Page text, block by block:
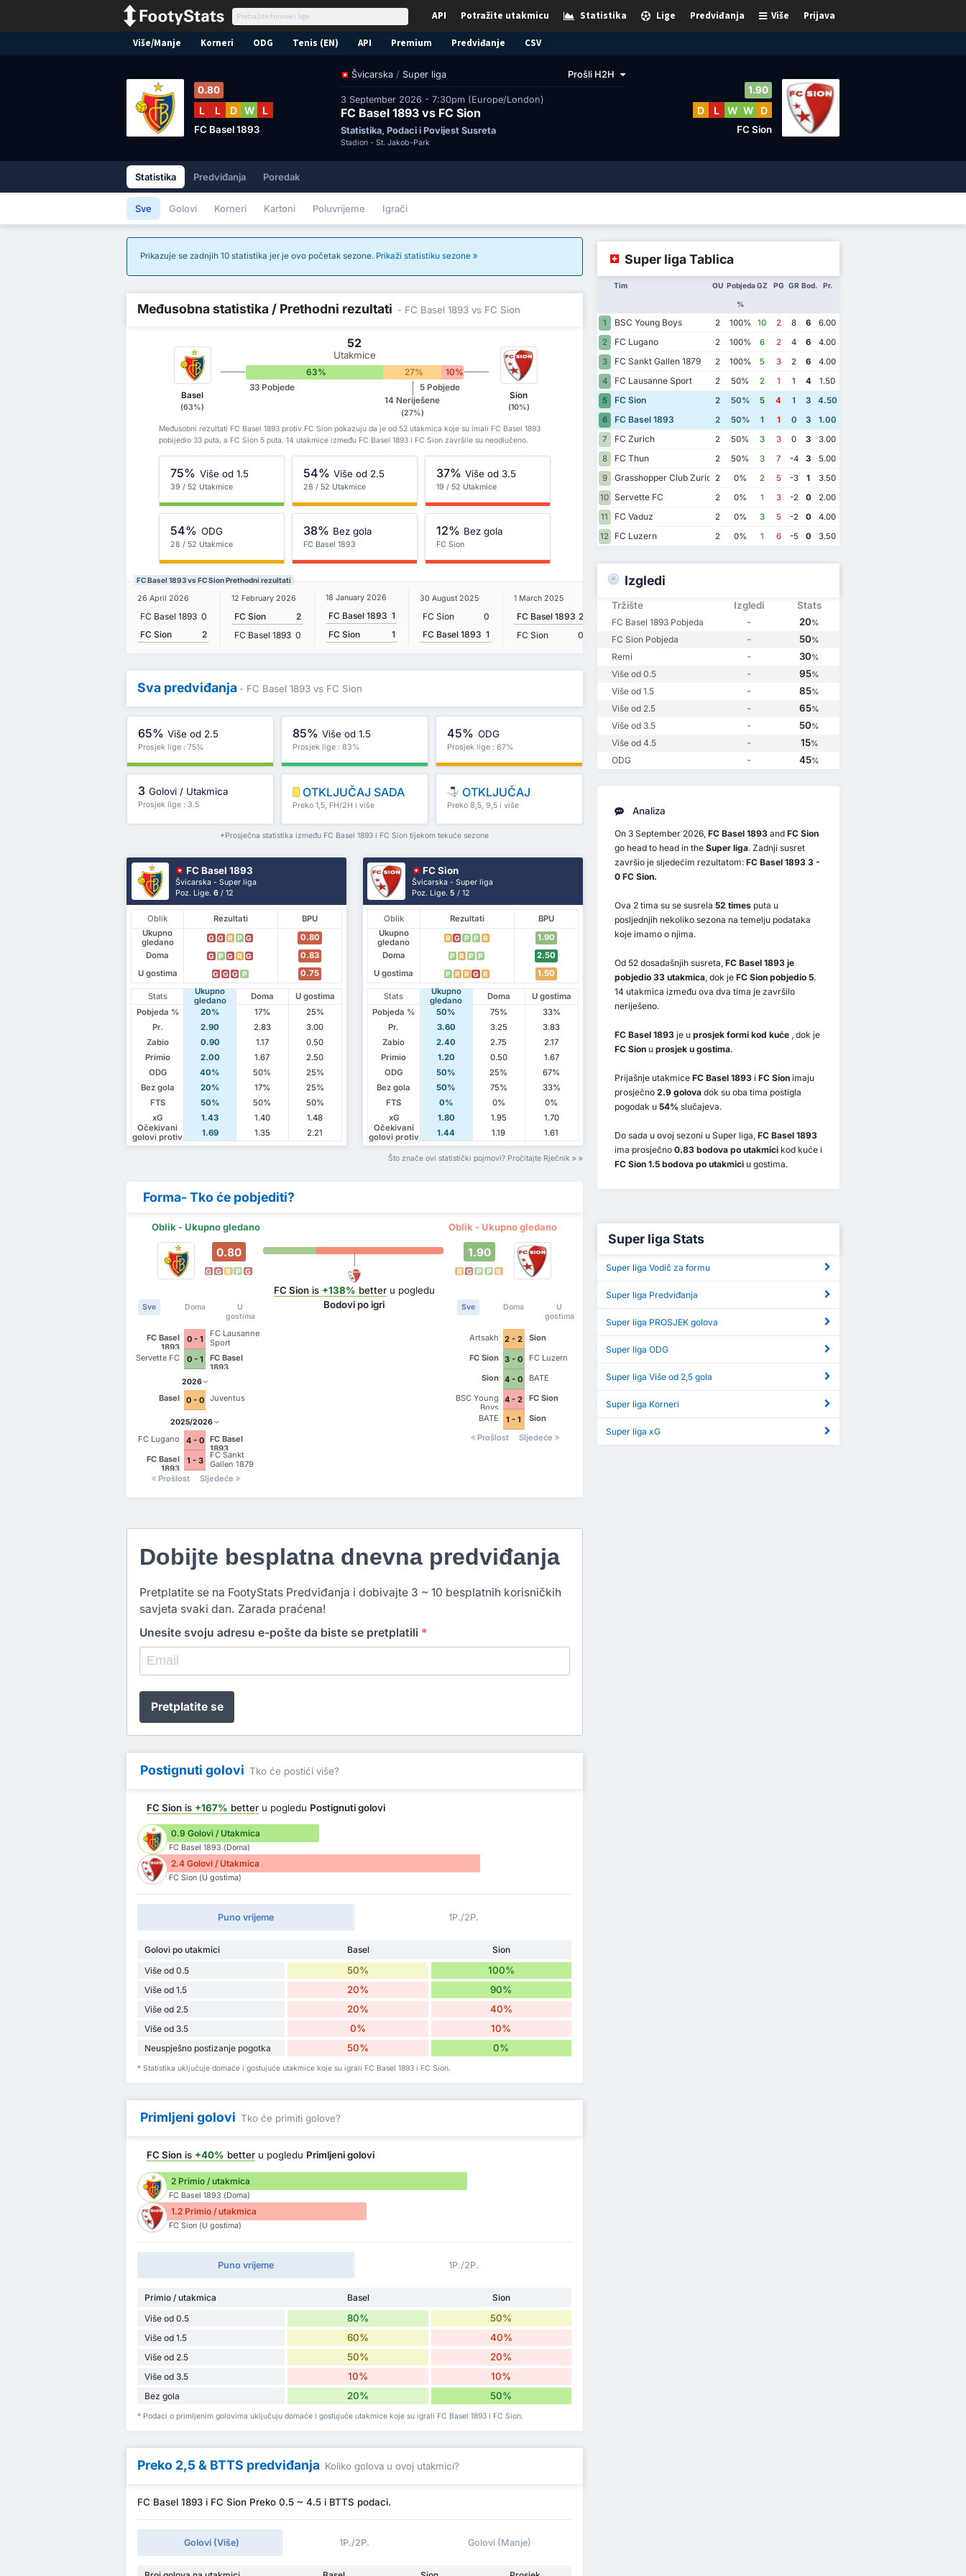
Prijava
Više
Predviđanja
Lige
Statistika
Potražite utakmicu
API
Više/Manje Korneri ODG Tenis (EN) API Premium Predviđanje CSV
Švicarska / Super liga Prošli H2H
3 September 2026 - 7:30pm (Europe/London)
FC Basel 1893 vs FC Sion
Statistika, Podaci i Povijest Susreta
Stadion - St. Jakob-Park
0.80
L L D W L
FC Basel 1893
1.90
D L W W D
FC Sion
Statistika Predviđanja Poredak
Sve Golovi Korneri Kartoni Poluvrijeme Igrači
Prikazuje se zadnjih 10 statistika jer je ovo početak sezone. Prikaži statistiku sezone
Međusobna statistika / Prethodni rezultati - FC Basel 1893 vs FC Sion
Basel
(63%)
52
Utakmice
63% 27% 10%
33 Pobjede
14 Neriješene
(27%)
5 Pobjede
Sion
(10%)
Međusobni rezultati FC Basel 1893 protiv FC Sion pokazuju da je od 52 utakmica koje su imali FC Basel 1893
pobijedio 33 puta, a FC Sion 5 puta. 14 utakmice između FC Basel 1893 i FC Sion završile su neodlučeno.
75% Više od 1.5
39 / 52 Utakmice
54% Više od 2.5
28 / 52 Utakmice
37% Više od 3.5
19 / 52 Utakmice
54% ODG
28 / 52 Utakmice
38% Bez gola
FC Basel 1893
12% Bez gola
FC Sion
FC Basel 1893 vs FC Sion Prethodni rezultati
26 April 2026
FC Basel 1893 0
FC Sion
2
12 February 2026
FC Sion
2
FC Basel 1893 0
18 January 2026
FC Basel 1893 1
FC Sion
1
30 August 2025
FC Sion
0
FC Basel 1893 1
1 March 2025
FC Basel 1893 2
FC Sion
0
FC Sion
FC Sion
FC Basel 1893
Sva predviđanja - FC Basel 1893 vs FC Sion
65% Više od 2.5
Prosjek lige : 75%
85% Više od 1.5
Prosjek lige : 83%
45% ODG
Prosjek lige : 67%
3 Golovi / Utakmica
Prosjek lige : 3.5
OTKLJUČAJ SADA
Preko 1,5, FH/2H i više
OTKLJUČAJ
Preko 8,5, 9,5 i više
*Prosječna statistika između FC Basel 1893 i FC Sion tijekom tekuće sezone
FC Basel 1893
Švicarska - Super liga
Poz. Lige.6 / 12
Oblik Rezultati
BPU
Ukupno
gledano
G G R P G
0.80
Doma
G P G R G
0.83
U gostima
G G G P 0.75
Stats
Ukupno
gledano
Doma
U gostima
Pobjeda %
20% 17%
25%
Pr.
2.90 2.83
3.00
Zabio
0.90 1.17
0.50
Primio
2.00 1.67
2.50
ODG
40% 50%
25%
Bez gola
20% 17%
25%
FTS
50% 50%
50%
xG
1.43 1.40
1.48
Očekivani
golovi protiv
1.69 1.35 2.21
FC Sion
Švicarska - Super liga
Poz. Lige.5 / 12
Oblik Rezultati
BPU
Ukupno
gledano
R G P P R
1.90
Doma
P R P P
2.50
U gostima
P R R G R 1.50
Stats
Ukupno
gledano
Doma
U gostima
Pobjeda %
50% 75%
33%
Pr.
3.60 3.25
3.83
Zabio
2.40 2.75
2.17
Primio
1.20 0.50
1.67
ODG
50% 25%
67%
Bez gola
50% 75%
33%
FTS
0% 0%
0%
xG
1.80 1.95
1.70
Očekivani
golovi protiv
1.44 1.19 1.61
Što znače ovi statistički pojmovi? Pročitajte Rječnik
Forma- Tko će pobjediti?
Oblik - Ukupno gledano Oblik - Ukupno gledano
0.80
G G R P G
Sve Doma
U
gostima
FC Basel
1893
0 - 1
FC Lausanne
Sport
Servette FC
0 - 1
FC Basel
1893
2026
Basel 0 - 0 Juventus
2025/2026
FC Lugano 4 - 0
FC Basel
1893
FC Basel
1893
1 - 3
FC Sankt
Gallen 1879
Prošlost
Sljedeće
FC Sionis +138% betteru pogledu
Bodovi po igri
1.90
R G P P R
Sve Doma
U
gostima
Artsakh 2 - 2
Sion
FC Sion 3 - 0
FC Luzern
Sion 4 - 0
BATE
BSC Young
Boys
4 - 2
FC Sion
BATE
1 - 1
Sion
Prošlost
Sljedeće
Dobijte besplatna dnevna predviđanja
Pretplatite se na FootyStats Predviđanja i dobivajte 3 ~ 10 besplatnih korisničkih
savjeta svaki dan. Zarada praćena!
Unesite svoju adresu e-pošte da biste se pretplatili *
Pretplatite se
Postignuti golovi Tko će postići više?
FC Sion is +167% better u pogledu Postignuti golovi
0.9 Golovi / Utakmica
FC Basel 1893 (Doma)
2.4 Golovi / Utakmica
FC Sion (U gostima)
Puno vrijeme 1P./2P.
Golovi po utakmici Basel
Sion
Više od 0.5
50% 100%
Više od 1.5 20% 90%
Više od 2.5 20% 40%
Više od 3.5 0% 10%
Neuspješno postizanje pogotka 50% 0%
* Statistika uključuje domaće i gostujuće utakmice koje su igrali FC Basel 1893 i FC Sion.
Primljeni golovi Tko će primiti golove?
FC Sion is +40% better u pogledu Primljeni golovi
2 Primio / utakmica
FC Basel 1893 (Doma)
1.2 Primio / utakmica
FC Sion (U gostima)
Puno vrijeme 1P./2P.
Primio / utakmica Basel
Sion
Više od 0.5
80% 50%
Više od 1.5 60% 40%
Više od 2.5 50% 20%
Više od 3.5 10% 10%
Bez gola 20% 50%
* Podaci o primljenim golovima uključuju domaće i gostujuće utakmice koje su igrali FC Basel 1893 i FC Sion.
Preko 2,5 & BTTS predviđanja Koliko golova u ovoj utakmici?
FC Basel 1893 i FC Sion Preko 0.5 ~ 4.5 i BTTS podaci.
Golovi (Više) 1P./2P. Golovi (Manje)
Super liga Tablica
Tim OU Pobjeda
%
GZ PG GR Bod. Pr.
1 BSC Young Boys 2 100% 10 2 8 6
6.00
2
FC Lugano 2 100% 6 2 4 6
4.00
3
FC Sankt Gallen 1879 2 100% 5 3 2 6
4.00
4
FC Lausanne Sport 2 50% 2 1 1 4
1.50
5
FC Sion 2 50% 5 4 1 3
4.50
6
FC Basel 1893 2 50% 1 1 0 3
1.00
7
FC Zurich 2 50% 3 3 0 3
3.00
8
FC Thun 2 50% 3 7 -4 3
5.00
9
Grasshopper Club Zurich2 0% 2 5 -3 1
3.50
10 Servette FC 2 0% 1 3 -2 0
2.00
11
FC Vaduz 2 0% 3 5 -2 0
4.00
12
FC Luzern 2 0% 1 6 -5 0 3.50
Izgledi
Tržište Izgledi Stats
FC Basel 1893 Pobjeda - 20%
FC Sion Pobjeda - 50%
Remi - 30%
Više od 0.5 - 95%
Više od 1.5 - 85%
Više od 2.5 - 65%
Više od 3.5 - 50%
Više od 4.5 - 15%
ODG - 45%
Analiza
On 3 September 2026, FC Basel 1893and FC Sion
go head to head in the Super liga. Zadnji susret
završio je sljedećim rezultatom: FC Basel 1893 3 -
0 FC Sion.
Ova 2 tima su se susrela 52 timesputa u
posljednjih nekoliko sezona na temelju podataka
koje imamo o njima.
Od 52 dosadašnjih susreta, FC Basel 1893 je
pobjedio 33 utakmica, dok je FC Sion pobjedio 5.
14 utakmica između ova dva tima je završilo
neriješeno.
FC Basel 1893je u prosjek formi kod kuće , dok je
FC Sionu prosjek u gostima.
Prijašnje utakmice FC Basel 1893i FC Sionimaju
prosječno 2.9 golovadok su oba tima postigla
pogodak u 54% slučajeva.
Do sada u ovoj sezoni u Super liga, FC Basel 1893
ima prosječno 0.83 bodova po utakmici kod kuće i
FC Sion 1.5 bodova po utakmiciu gostima.
Super liga Stats
Super liga Vodič za formu
Super liga Predviđanja
Super liga PROSJEK golova
Super liga ODG
Super liga Više od 2,5 gola
Super liga Korneri
Super liga xG